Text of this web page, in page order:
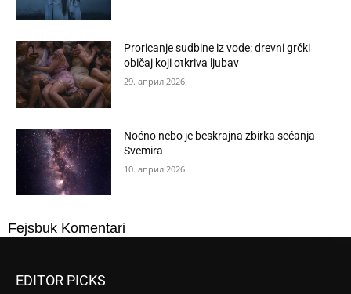
Proricanje sudbine iz vode: drevni grčki
običaj koji otkriva ljubav
29. април 2026.
Noćno nebo je beskrajna zbirka sećanja
Svemira
10. април 2026.
Fejsbuk Komentari
EDITOR PICKS